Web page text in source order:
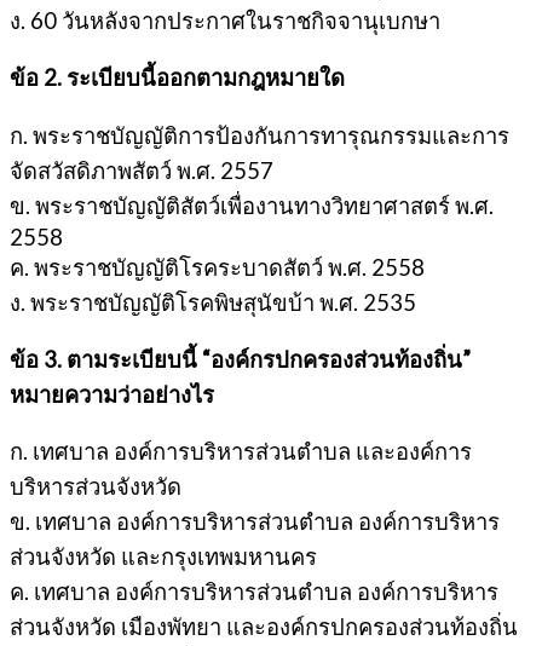
ง. 60 วันหลังจากประกาศในราชกิจจานุเบกษา
ข้อ 2. ระเบียบนี้ออกตามกฎหมายใด
ก. พระราชบัญญัติการป้องกันการทารุณกรรมและการ
จัดสวัสดิภาพสัตว์ พ.ศ. 2557
ข. พระราชบัญญัติสัตว์เพื่องานทางวิทยาศาสตร์ พ.ศ.
2558
ค. พระราชบัญญัติโรคระบาดสัตว์ พ.ศ. 2558
ง. พระราชบัญญัติโรคพิษสุนัขบ้า พ.ศ. 2535
ข้อ 3. ตามระเบียบนี้ “องค์กรปกครองส่วนท้องถิ่น”
หมายความว่าอย่างไร
ก. เทศบาล องค์การบริหารส่วนตำบล และองค์การ
บริหารส่วนจังหวัด
ข. เทศบาล องค์การบริหารส่วนตำบล องค์การบริหาร
ส่วนจังหวัด และกรุงเทพมหานคร
ค. เทศบาล องค์การบริหารส่วนตำบล องค์การบริหาร
ส่วนจังหวัด เมืองพัทยา และองค์กรปกครองส่วนท้องถิ่น